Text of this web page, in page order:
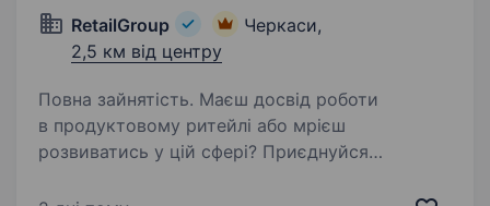
RetailGroup
Черкаси,
2,5 км від центру
Повна зайнятість. Маєш досвід роботи
в продуктовому ритейлі або мрієш
розвиватись у цій сфері? Приєднуйся